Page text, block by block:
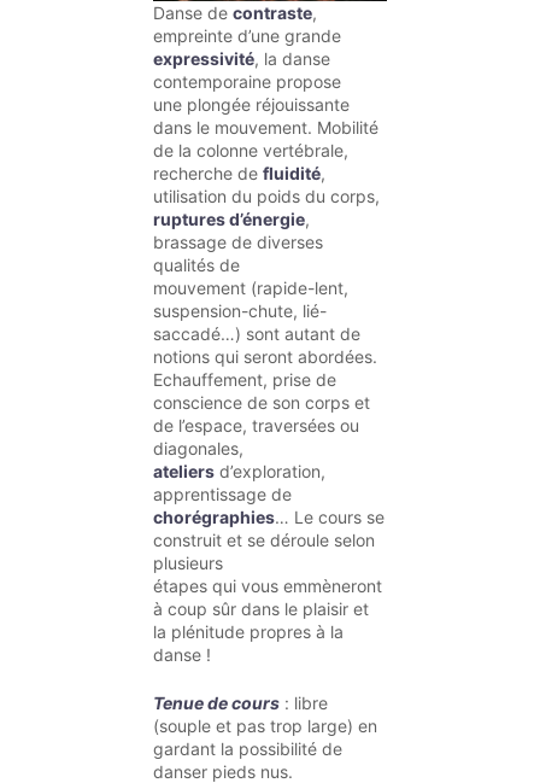
Danse decontraste,
empreinte d’une grande
expressivité, la danse
contemporaine propose
une plongée réjouissante
dans le mouvement. Mobilité
de la colonne vertébrale,
recherche defluidité,
utilisation du poids du corps,
ruptures d’énergie,
brassage de diverses
qualités de
mouvement (rapide-lent,
suspension-chute, lié-
saccadé…) sont autant de
notions qui seront abordées.
Echauffement, prise de
conscience de son corps et
de l’espace, traversées ou
diagonales,
ateliers d’exploration,
apprentissage de
chorégraphies… Le cours se
construit et se déroule selon
plusieurs
étapes qui vous emmèneront
à coup sûr dans le plaisir et
la plénitude propres à la
danse !
Tenue de cours : libre
(souple et pas trop large) en
gardant la possibilité de
danser pieds nus.